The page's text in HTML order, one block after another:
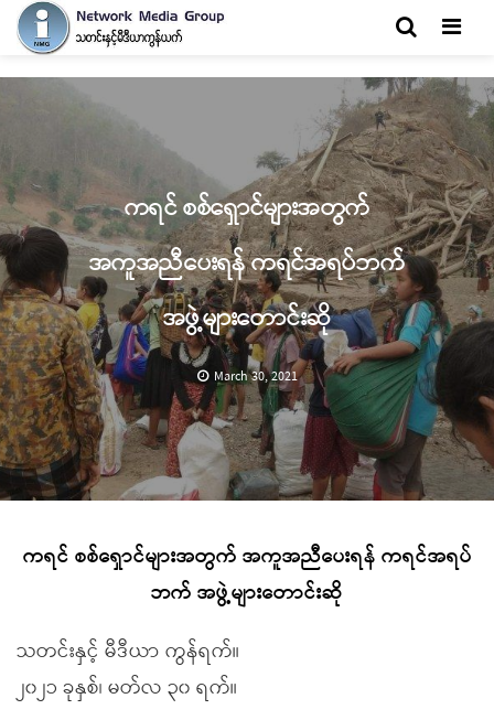
ကရင် စစ်ရှောင်များအတွက်
အကူအညီ‌ပေးရန် ကရင်အရပ်ဘက်
အဖွဲ့များတောင်းဆို
March 30, 2021
ကရင် စစ်ရှောင်များအတွက် အကူအညီ‌ပေးရန် ကရင်အရပ်
ဘက် အဖွဲ့များတောင်းဆို
သတင်းနှင့် မီဒီယာ ကွန်ရက်။
၂၀၂၁ ခုနှစ်၊ မတ်လ ၃၀ ရက်။